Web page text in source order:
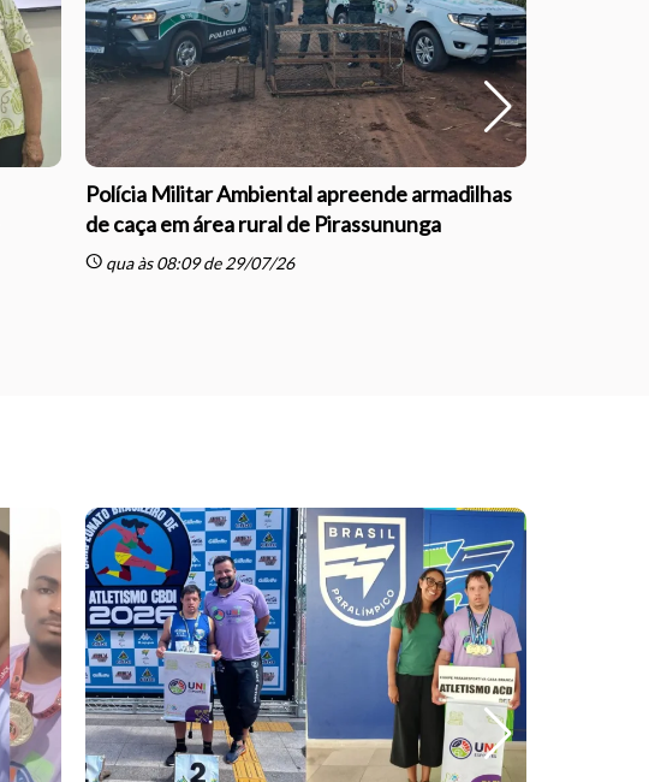
Polícia Militar Ambiental apreende armadilhas
de caça em área rural de Pirassununga
schedule qua às 08:09 de 29/07/26